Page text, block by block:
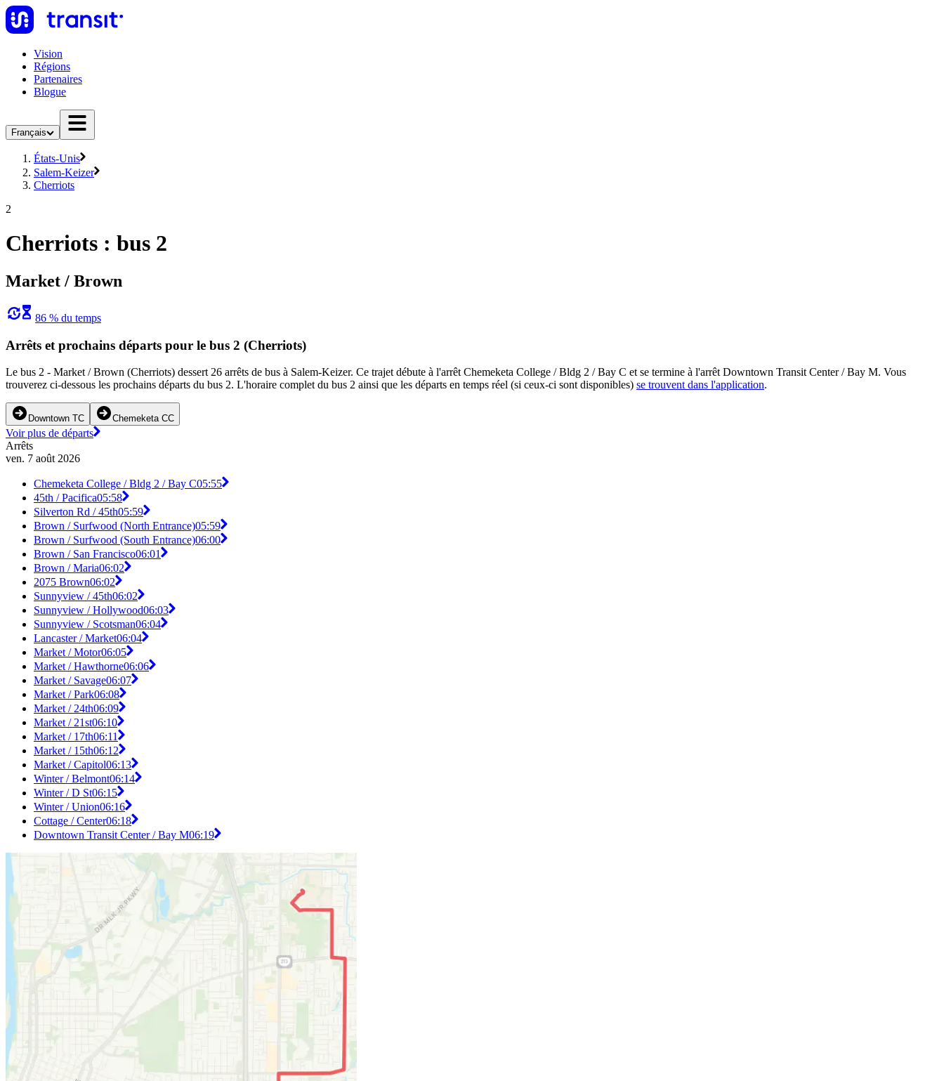
Vision
Régions
Partenaires
Blogue
Français
États-Unis
Salem-Keizer
Cherriots
2
Cherriots : bus 2
Market / Brown
86 % du temps
Arrêts et prochains départs pour le bus 2 (Cherriots)
Le bus 2 - Market / Brown (Cherriots) dessert 26 arrêts de bus à Salem-Keizer. Ce trajet débute à l'arrêt Chemeketa College / Bldg 2 / Bay C et se termine à l'arrêt Downtown Transit Center / Bay M. Vous
trouverez ci-dessous les prochains départs du bus 2. L'horaire complet du bus 2 ainsi que les départs en temps réel (si ceux-ci sont disponibles) se trouvent dans l'application.
Downtown TC Chemeketa CC
Voir plus de départs
Arrêts
ven. 7 août 2026
Chemeketa College / Bldg 2 / Bay C05:55
45th / Pacifica05:58
Silverton Rd / 45th05:59
Brown / Surfwood (North Entrance)05:59
Brown / Surfwood (South Entrance)06:00
Brown / San Francisco06:01
Brown / Maria06:02
2075 Brown06:02
Sunnyview / 45th06:02
Sunnyview / Hollywood06:03
Sunnyview / Scotsman06:04
Lancaster / Market06:04
Market / Motor06:05
Market / Hawthorne06:06
Market / Savage06:07
Market / Park06:08
Market / 24th06:09
Market / 21st06:10
Market / 17th06:11
Market / 15th06:12
Market / Capitol06:13
Winter / Belmont06:14
Winter / D St06:15
Winter / Union06:16
Cottage / Center06:18
Downtown Transit Center / Bay M06:19